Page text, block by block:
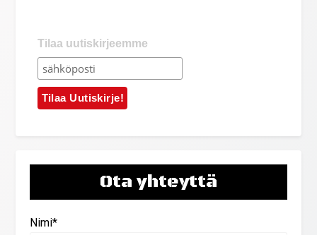
Tilaa uutiskirjeemme
Ota yhteyttä
Nimi*